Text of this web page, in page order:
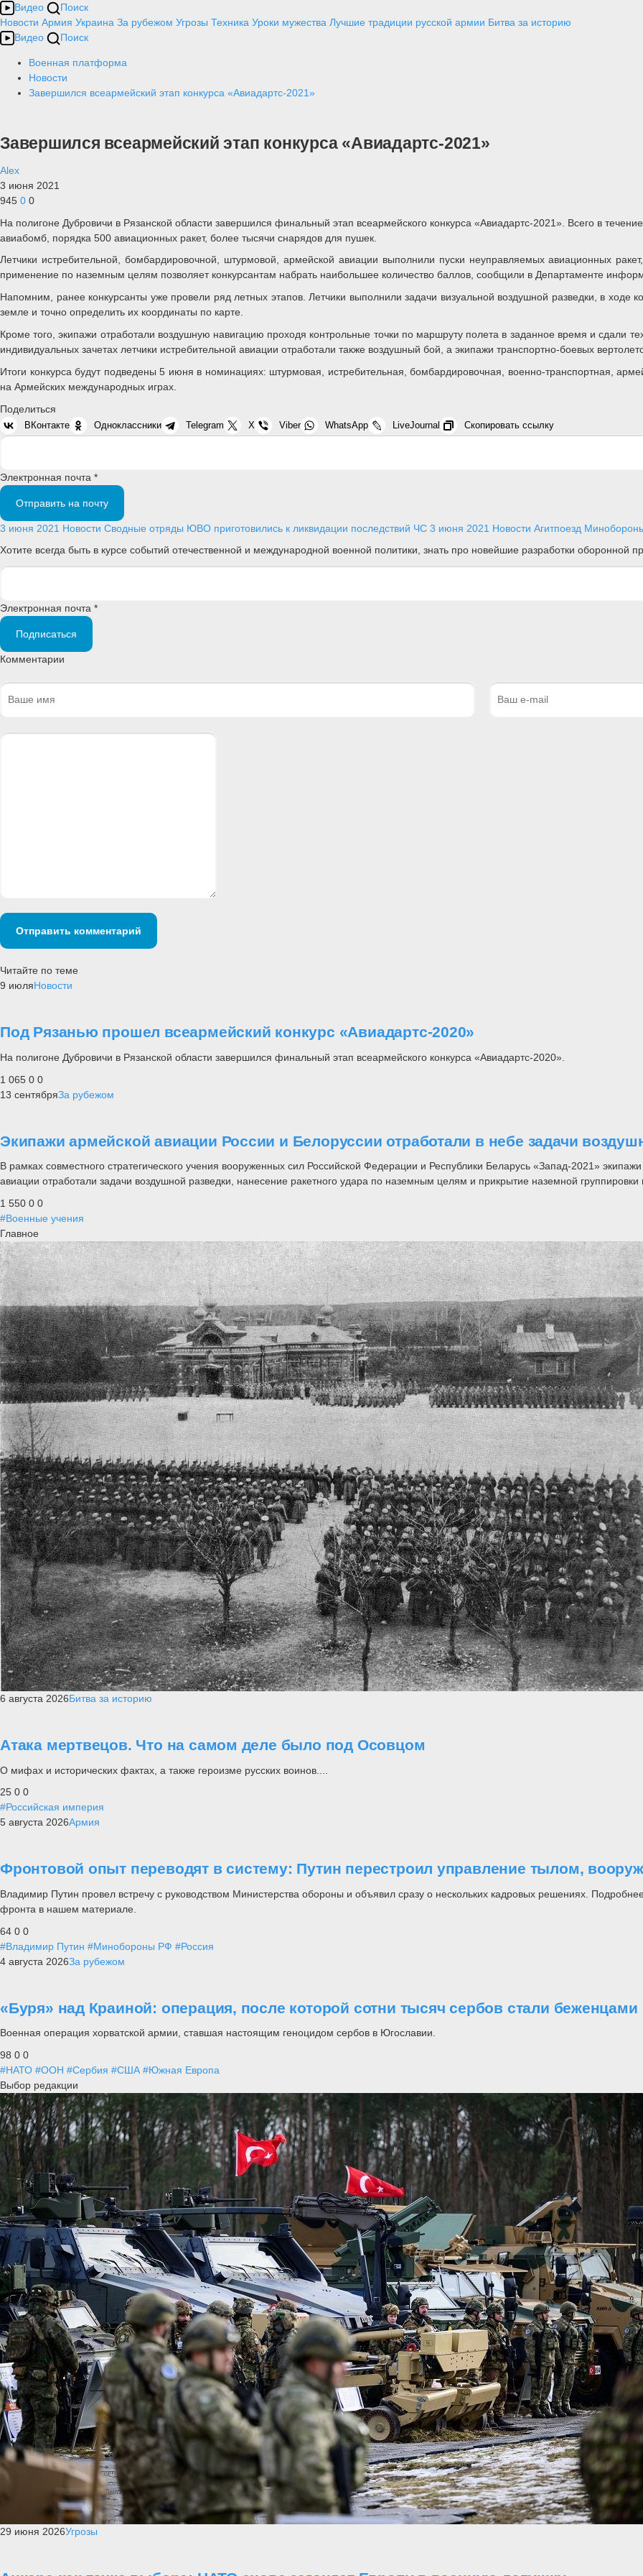
Видео
Поиск
Новости Армия Украина За рубежом Угрозы Техника Уроки мужества Лучшие традиции русской армии Битва за историю
Видео
Поиск
Военная платформа
Новости
Завершился всеармейский этап конкурса «Авиадартс-2021»
Завершился всеармейский этап конкурса «Авиадартс-2021»
Alex
3 июня 2021
945 0 0
На полигоне Дубровичи в Рязанской области завершился финальный этап всеармейского конкурса «Авиадартс-2021». Всего в
авиабомб, порядка 500 авиационных ракет, более тысячи снарядов для пушек.
Летчики истребительной, бомбардировочной, штурмовой, армейской авиации выполнили пуски неуправляемых авиационных
применение по наземным целям позволяет конкурсантам набрать наибольшее количество баллов, сообщили в Департаменте
Напомним, ранее конкурсанты уже провели ряд летных этапов. Летчики выполнили задачи визуальной воздушной разведки, в ходе
земле и точно определить их координаты по карте.
Кроме того, экипажи отработали воздушную навигацию проходя контрольные точки по маршруту полета в заданное время и сдали
индивидуальных зачетах летчики истребительной авиации отработали также воздушный бой, а экипажи транспортно-боевых
Итоги конкурса будут подведены 5 июня в номинациях: штурмовая, истребительная, бомбардировочная, военно-транспортная,
на Армейских международных играх.
Поделиться
ВКонтакте Одноклассники Telegram X Viber WhatsApp LiveJournal Скопировать ссылку
Электронная почта *
Отправить на почту
3 июня 2021 Новости Сводные отряды ЮВО приготовились к ликвидации последствий ЧС 3 июня 2021 Новости Агитпоезд
Хотите всегда быть в курсе событий отечественной и международной военной политики, знать про новейшие разработки
Электронная почта *
Подписаться
Комментарии
Отправить комментарий
Читайте по теме
9 июляНовости
Под Рязанью прошел всеармейский конкурс «Авиадартс-2020»
На полигоне Дубровичи в Рязанской области завершился финальный этап всеармейского конкурса «Авиадартс-2020».
1 065 0 0
13 сентябряЗа рубежом
Экипажи армейской авиации России и Белоруссии отработали в небе задачи
В рамках совместного стратегического учения вооруженных сил Российской Федерации и Республики Беларусь «Запад-2021»
авиации отработали задачи воздушной разведки, нанесение ракетного удара по наземным целям и прикрытие наземной группировки
1 550 0 0
#Военные учения
Главное
6 августа 2026Битва за историю
Атака мертвецов. Что на самом деле было под Осовцом
О мифах и исторических фактах, а также героизме русских воинов....
25 0 0
#Российская империя
5 августа 2026Армия
Фронтовой опыт переводят в систему: Путин перестроил управление тылом,
Владимир Путин провел встречу с руководством Министерства обороны и объявил сразу о нескольких кадровых решениях.
фронта в нашем материале.
64 0 0
#Владимир Путин #Минобороны РФ #Россия
4 августа 2026За рубежом
«Буря» над Краиной: операция, после которой сотни тысяч сербов стали беженцами
Военная операция хорватской армии, ставшая настоящим геноцидом сербов в Югославии.
98 0 0
#НАТО #ООН #Сербия #США #Южная Европа
Выбор редакции
29 июня 2026Угрозы